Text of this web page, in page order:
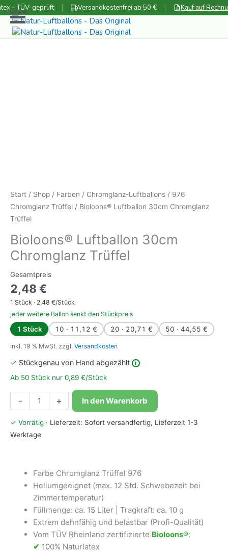
Zum
Inhalt
springen
– TÜV-geprüft Versandkostenfrei ab 50 € Kauf auf
Start / Shop / Farben / Chromglanz-Luftballons / 976
Chromglanz Trüffel / Bioloons® Luftballon 30cm Chromglanz
Trüffel
Bioloons® Luftballon 30cm
Chromglanz Trüffel
Gesamtpreis
2,48 €
1 Stück · 2,48 €/Stück
jeder weitere Ballon senkt den Stückpreis
1 Stück 10 · 11,12 € 20 · 20,71 € 50 · 44,55 €
inkl. 19 % MwSt. zzgl. Versandkosten
✓ Stückgenau von Hand abgezählt i
Ab 50 Stück nur 0,89 €/Stück
-
Bioloons®
Luftballon
30cm
Chromglanz
+ In den Warenkorb
✓ Vorrätig · Lieferzeit: Sofort versandfertig, Lieferzeit 1-3
Werktage
Farbe Chromglanz Trüffel 976
Heliumgeeignet (max. 12 Std. Schwebezeit bei
Zimmertemperatur)
Füllmenge: ca. 15 Liter | Tragkraft: ca. 10 g
Extrem dehnfähig und belastbar (Profi-Qualität)
Vom TÜV Rheinland zertifizierte Bioloons®:
✔ 100% Naturlatex